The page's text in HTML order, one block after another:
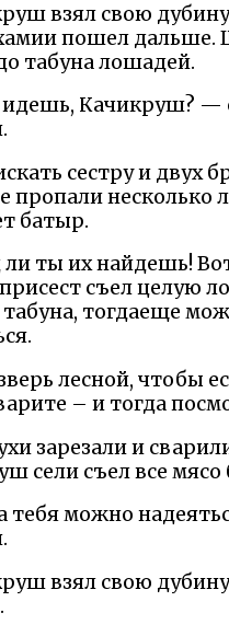
взял свою
пошел дальше.
табуна лошадей.
Качикруш? —
сестру и двух
пропали несколько
батыр.
ты их найдешь!
съел целую
тогдаеще
лесной, чтобы
– и тогда
зарезали и
сели съел все мясо
тебя можно
взял свою